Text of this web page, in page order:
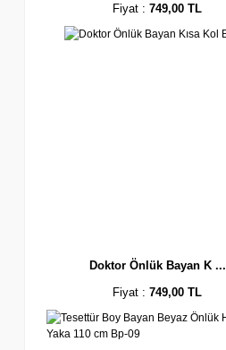
Fiyat :749,00 TL
Doktor Önlük Bayan K ...
Fiyat :749,00 TL